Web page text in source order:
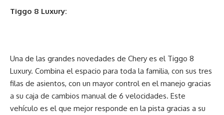
Tiggo 8 Luxury:
Una de las grandes novedades de Chery es el Tiggo 8
Luxury. Combina el espacio para toda la familia, con sus tres
filas de asientos, con un mayor control en el manejo gracias
a su caja de cambios manual de 6 velocidades. Este
vehículo es el que mejor responde en la pista gracias a su